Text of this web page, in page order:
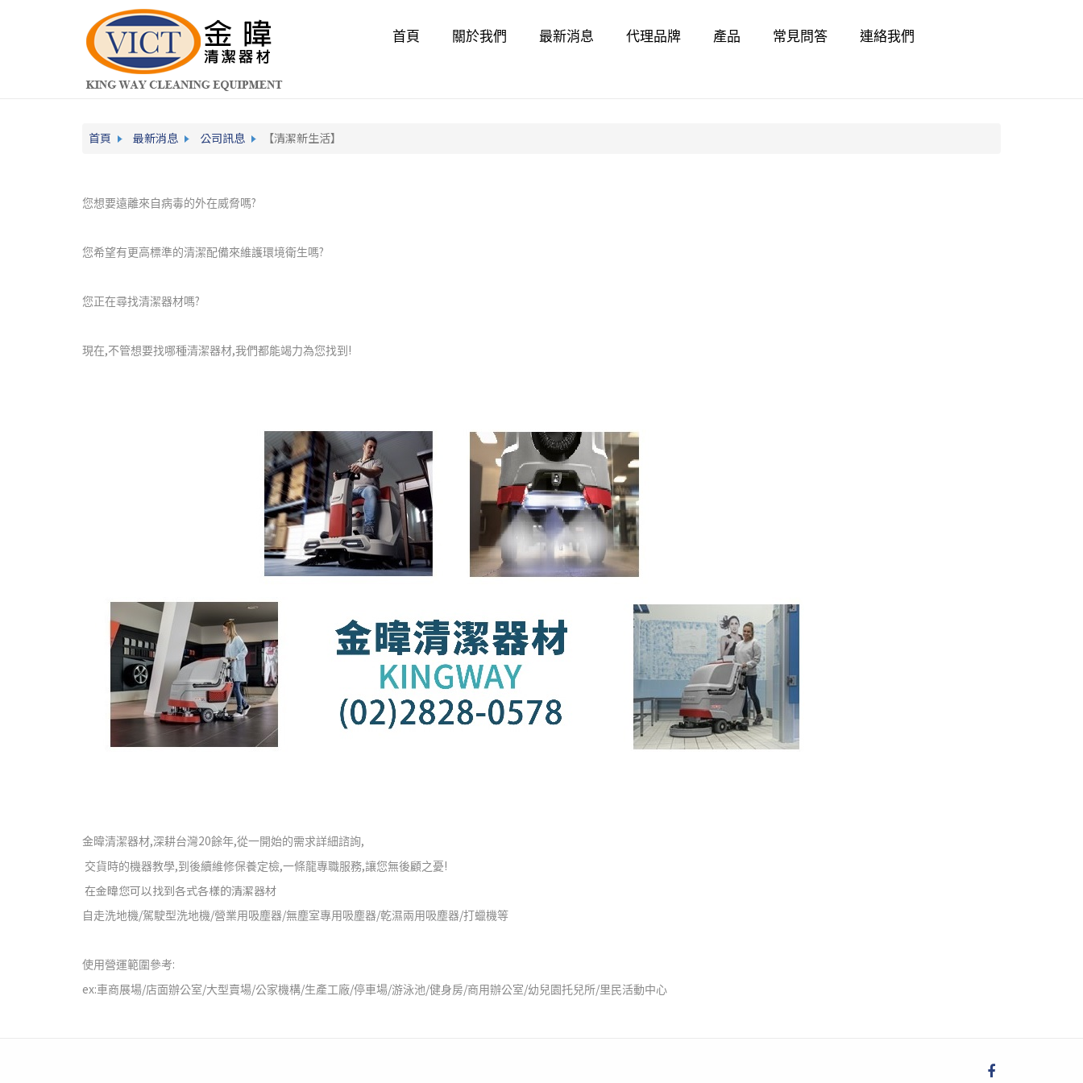
首頁 關於我們 最新消息 代理品牌 產品 常見問答 連絡我們
首頁 最新消息 公司訊息 【清潔新生活】
您想要遠離來自病毒的外在威脅嗎?
您希望有更高標準的清潔配備來維護環境衛生嗎?
您正在尋找清潔器材嗎?
現在,不管想要找哪種清潔器材,我們都能竭力為您找到!
金暐清潔器材,深耕台灣20餘年,從一開始的需求詳細諮詢,
交貨時的機器教學,到後續維修保養定檢,一條龍專職服務,讓您無後顧之憂!
在金暐您可以找到各式各樣的清潔器材
自走洗地機/駕駛型洗地機/營業用吸塵器/無塵室專用吸塵器/乾濕兩用吸塵器/打蠟機等
使用營運範圍參考:
ex:車商展場/店面辦公室/大型賣場/公家機構/生產工廠/停車場/游泳池/健身房/商用辦公室/幼兒園托兒所/里民活動中心